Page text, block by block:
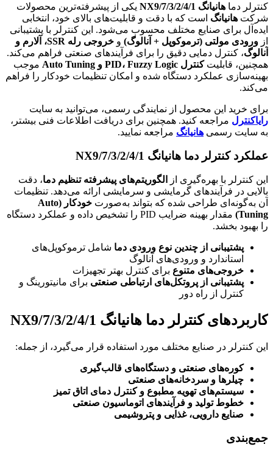
کنترلر دما هانیانگ NX9/7/3/2/4/1
یکی از پیشرفته‌ترین محصولات
شرکت هانیانگ است که با دقت و قابلیت‌های بالای خود، انتخابی
ایده‌آل برای صنایع مختلف محسوب می‌شود. این کنترلر با پشتیبانی
از ورودی مولتی (ترموکوپل + آنالوگ) و
خروجی رله SSR، آلارم و
آنالوگ، کنترل دمایی دقیق را برای فرآیندهای صنعتی فراهم می‌کند.
همچنین، قابلیتکنترل PID، Fuzzy Logic و Auto Tuning
موجب
بهینه‌سازی عملکرد دستگاه شده و امکان تنظیمات خودکار را فراهم
می‌کند.
برای خرید این محصول از نمایندگی رسمی، می‌توانید به سایت
رایاکنترل مراجعه کنید. همچنین برای دریافت اطلاعات فنی بیشتر،
به سایت رسمی هانیانگ مراجعه نمایید.
عملکرد کنترلر دما هانیانگ NX9/7/3/2/4/1
این کنترلر با بهره‌گیری از الگوریتم‌های پیشرفته تنظیم دما، دقت
بالایی در فرآیندهای گرمایشی و سرمایشی ارائه می‌دهد. تنظیمات
آن به‌گونه‌ای طراحی شده که بتواند به‌صورت
خودکار (Auto
Tuning)
مقدار بهینه ضرایب PID را تشخیص داده و عملکرد دستگاه
را بهبود بخشد.
پشتیبانی از چندین نوع ورودی دما شامل ترموکوپل‌های
استاندارد و ورودی‌های آنالوگ
خروجی‌های متنوع برای کنترل بهتر تجهیزات
پشتیبانی از پروتکل‌های ارتباطی صنعتی برای مانیتورینگ و
کنترل از راه دور
کاربردهای کنترلر دما هانیانگ NX9/7/3/2/4/1
این کنترلر در صنایع مختلف مورد استفاده قرار می‌گیرد، از جمله:
کوره‌های صنعتی و دستگاه‌های قالب‌گیری
چیلرها و سردخانه‌های صنعتی
سیستم‌های تهویه مطبوع و کنترل دمای اتاق تمیز
خطوط تولید و فرآیندهای اتوماسیون صنعتی
صنایع دارویی، غذایی و پتروشیمی
جمع‌بندی